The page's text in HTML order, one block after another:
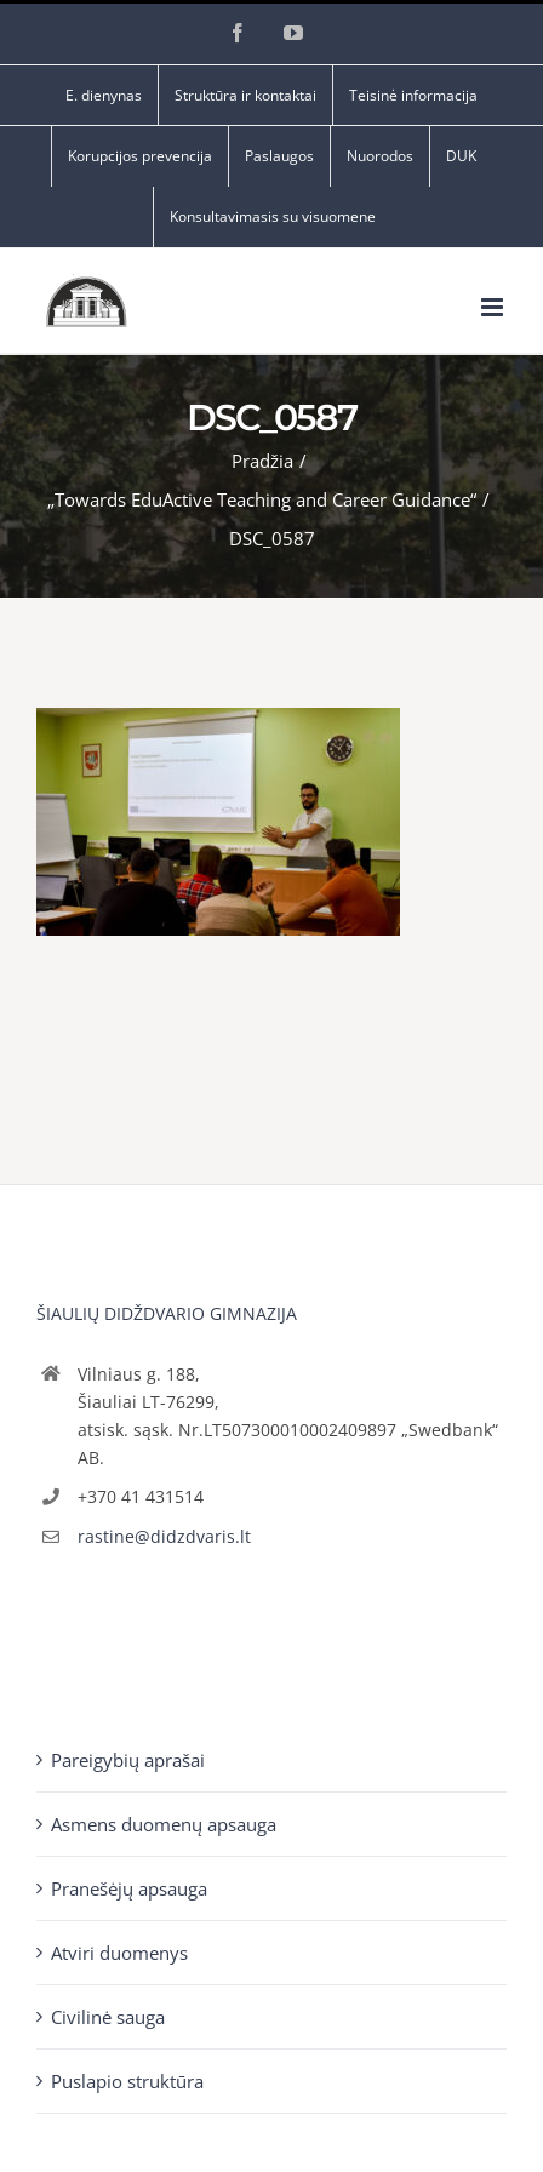
FacebookYouTube
E. dienynas Struktūra ir kontaktai Teisinė informacija
Korupcijos prevencija Paslaugos Nuorodos DUK
Konsultavimasis su visuomene
DSC_0587
Pradžia /
„Towards EduActive Teaching and Career Guidance“ /
DSC_0587
ŠIAULIŲ DIDŽDVARIO GIMNAZIJA
Vilniaus g. 188,
Šiauliai LT-76299,
atsisk. sąsk. Nr.LT507300010002409897 „Swedbank“
AB.
+370 41 431514
rastine@didzdvaris.lt
Pareigybių aprašai
Asmens duomenų apsauga
Pranešėjų apsauga
Atviri duomenys
Civilinė sauga
Puslapio struktūra